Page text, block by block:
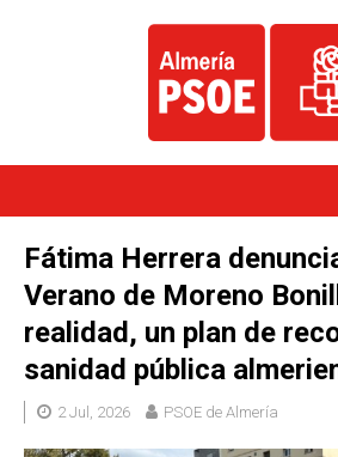
Fátima Herrera
Verano de Moreno
realidad, un plan de
sanidad pública
2 Jul, 2026 PSOE de Almería